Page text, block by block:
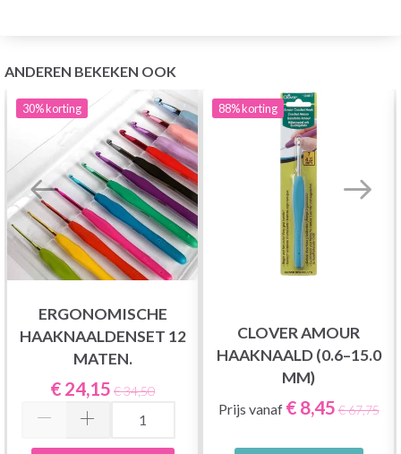
ANDEREN BEKEKEN OOK
30%korting
ERGONOMISCHE
HAAKNAALDENSET 12
MATEN.
€ 24,15 € 34,50
88%korting
CLOVER AMOUR
HAAKNAALD (0.6–15.0
MM)
Prijs vanaf € 8,45 € 67,75